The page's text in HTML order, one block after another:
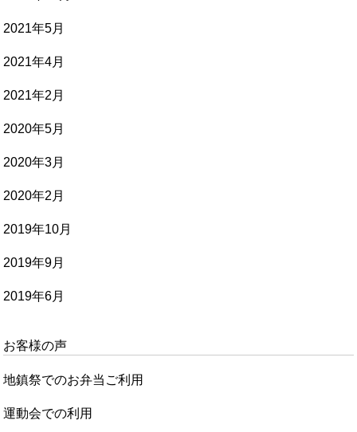
2021年5月
2021年4月
2021年2月
2020年5月
2020年3月
2020年2月
2019年10月
2019年9月
2019年6月
お客様の声
地鎮祭でのお弁当ご利用
運動会での利用